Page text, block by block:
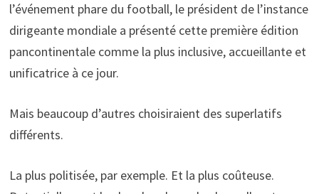
l’événement phare du football, le président de l’instance
dirigeante mondiale a présenté cette première édition
pancontinentale comme la plus inclusive, accueillante et
unificatrice à ce jour.
Mais beaucoup d’autres choisiraient des superlatifs
différents.
La plus politisée, par exemple. Et la plus coûteuse.